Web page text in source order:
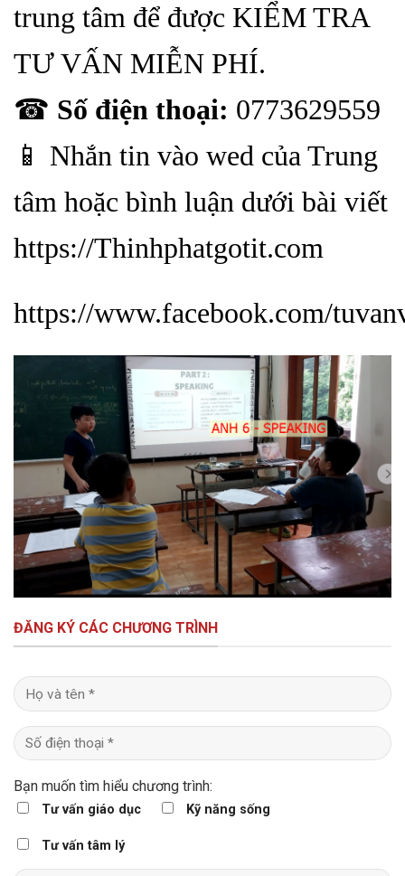
trung tâm để được KIỂM TRA
TƯ VẤN MIỄN PHÍ.
☎ Số điện thoại: 0773629559
📱 Nhắn tin vào wed của Trung
tâm hoặc bình luận dưới bài viết
https://Thinhphatgotit.com
https://www.facebook.com/
ĐĂNG KÝ CÁC CHƯƠNG TRÌNH
Bạn muốn tìm hiểu chương trình:
Tư vấn giáo dục Kỹ năng sống
Tư vấn tâm lý